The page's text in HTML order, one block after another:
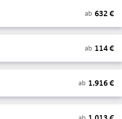
ab 632 €
ab 114€
ab 1.916€
ab